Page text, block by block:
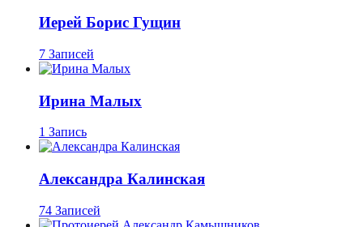
Иерей Борис Гущин
7 Записей
Ирина Малых
1 Запись
Александра Калинская
74 Записей